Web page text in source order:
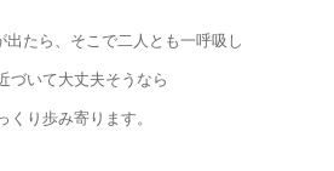
出たら、そこで二人とも一呼吸し
づいて大丈夫そうなら
くり歩み寄ります。